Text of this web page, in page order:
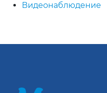
Видеонаблюдение